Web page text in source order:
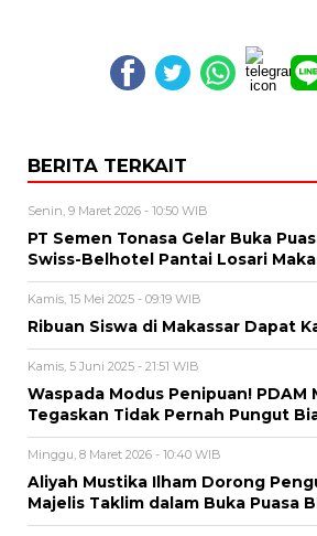
BERITA TERKAIT
Senin, 9 Maret 2026 - 10:50 WIB
PT Semen Tonasa Gelar Buka
Swiss-Belhotel Pantai Losari
Kamis, 15 Mei 2025 - 09:19 WIB
Ribuan Siswa di Makassar Dapat
Kamis, 5 Juni 2025 - 21:51 WIB
Waspada Modus Penipuan! PDAM
Tegaskan Tidak Pernah Pungut
Minggu, 8 Maret 2026 - 10:40 WIB
Aliyah Mustika Ilham Dorong
Majelis Taklim dalam Buka Puasa